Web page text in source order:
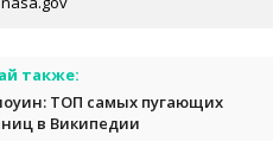
также:
ТОП самых пугающих
в Википедии